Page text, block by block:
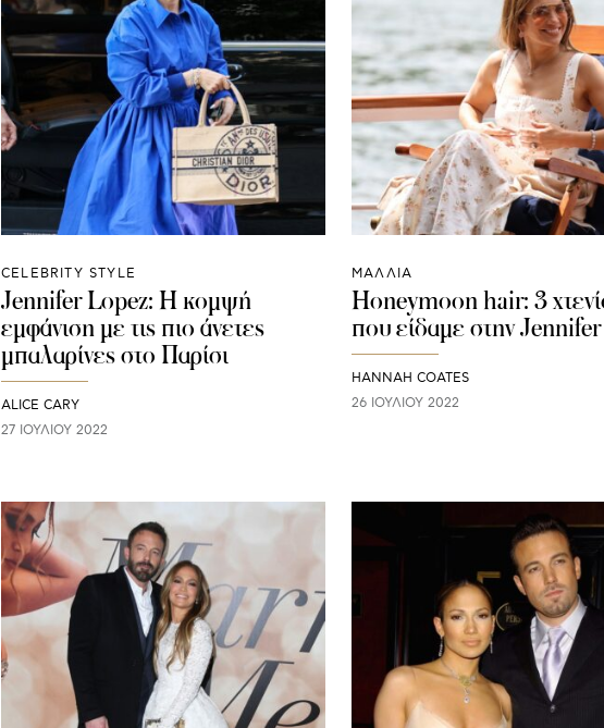
CELEBRITY STYLE
Jennifer Lopez: Η κομψή
εμφάνιση με τις πιο άνετες
μπαλαρίνες στο Παρίσι
ALICE CARY
27 ΙΟΥΛΊΟΥ 2022
ΜΑΛΛΙΑ
Honeymoon hair: 3
που είδαμε στην
HANNAH COATES
26 ΙΟΥΛΊΟΥ 2022